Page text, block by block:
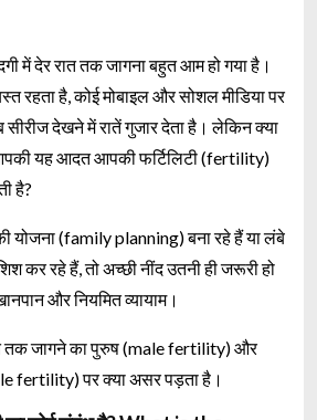
में देर रात तक जागना बहुत आम हो गया है।
रहता है, कोई मोबाइल और सोशल मीडिया पर
सीरीज देखने में रातें गुजार देता है। लेकिन क्या
यह आदत आपकी फर्टिलिटी (fertility)
है?
योजना (family planning) बना रहे हैं या लंबे
कर रहे हैं, तो अच्छी नींद उतनी ही जरूरी हो
और नियमित व्यायाम।
तक जागने का पुरुष (male fertility) और
fertility) पर क्या असर पड़ता है।